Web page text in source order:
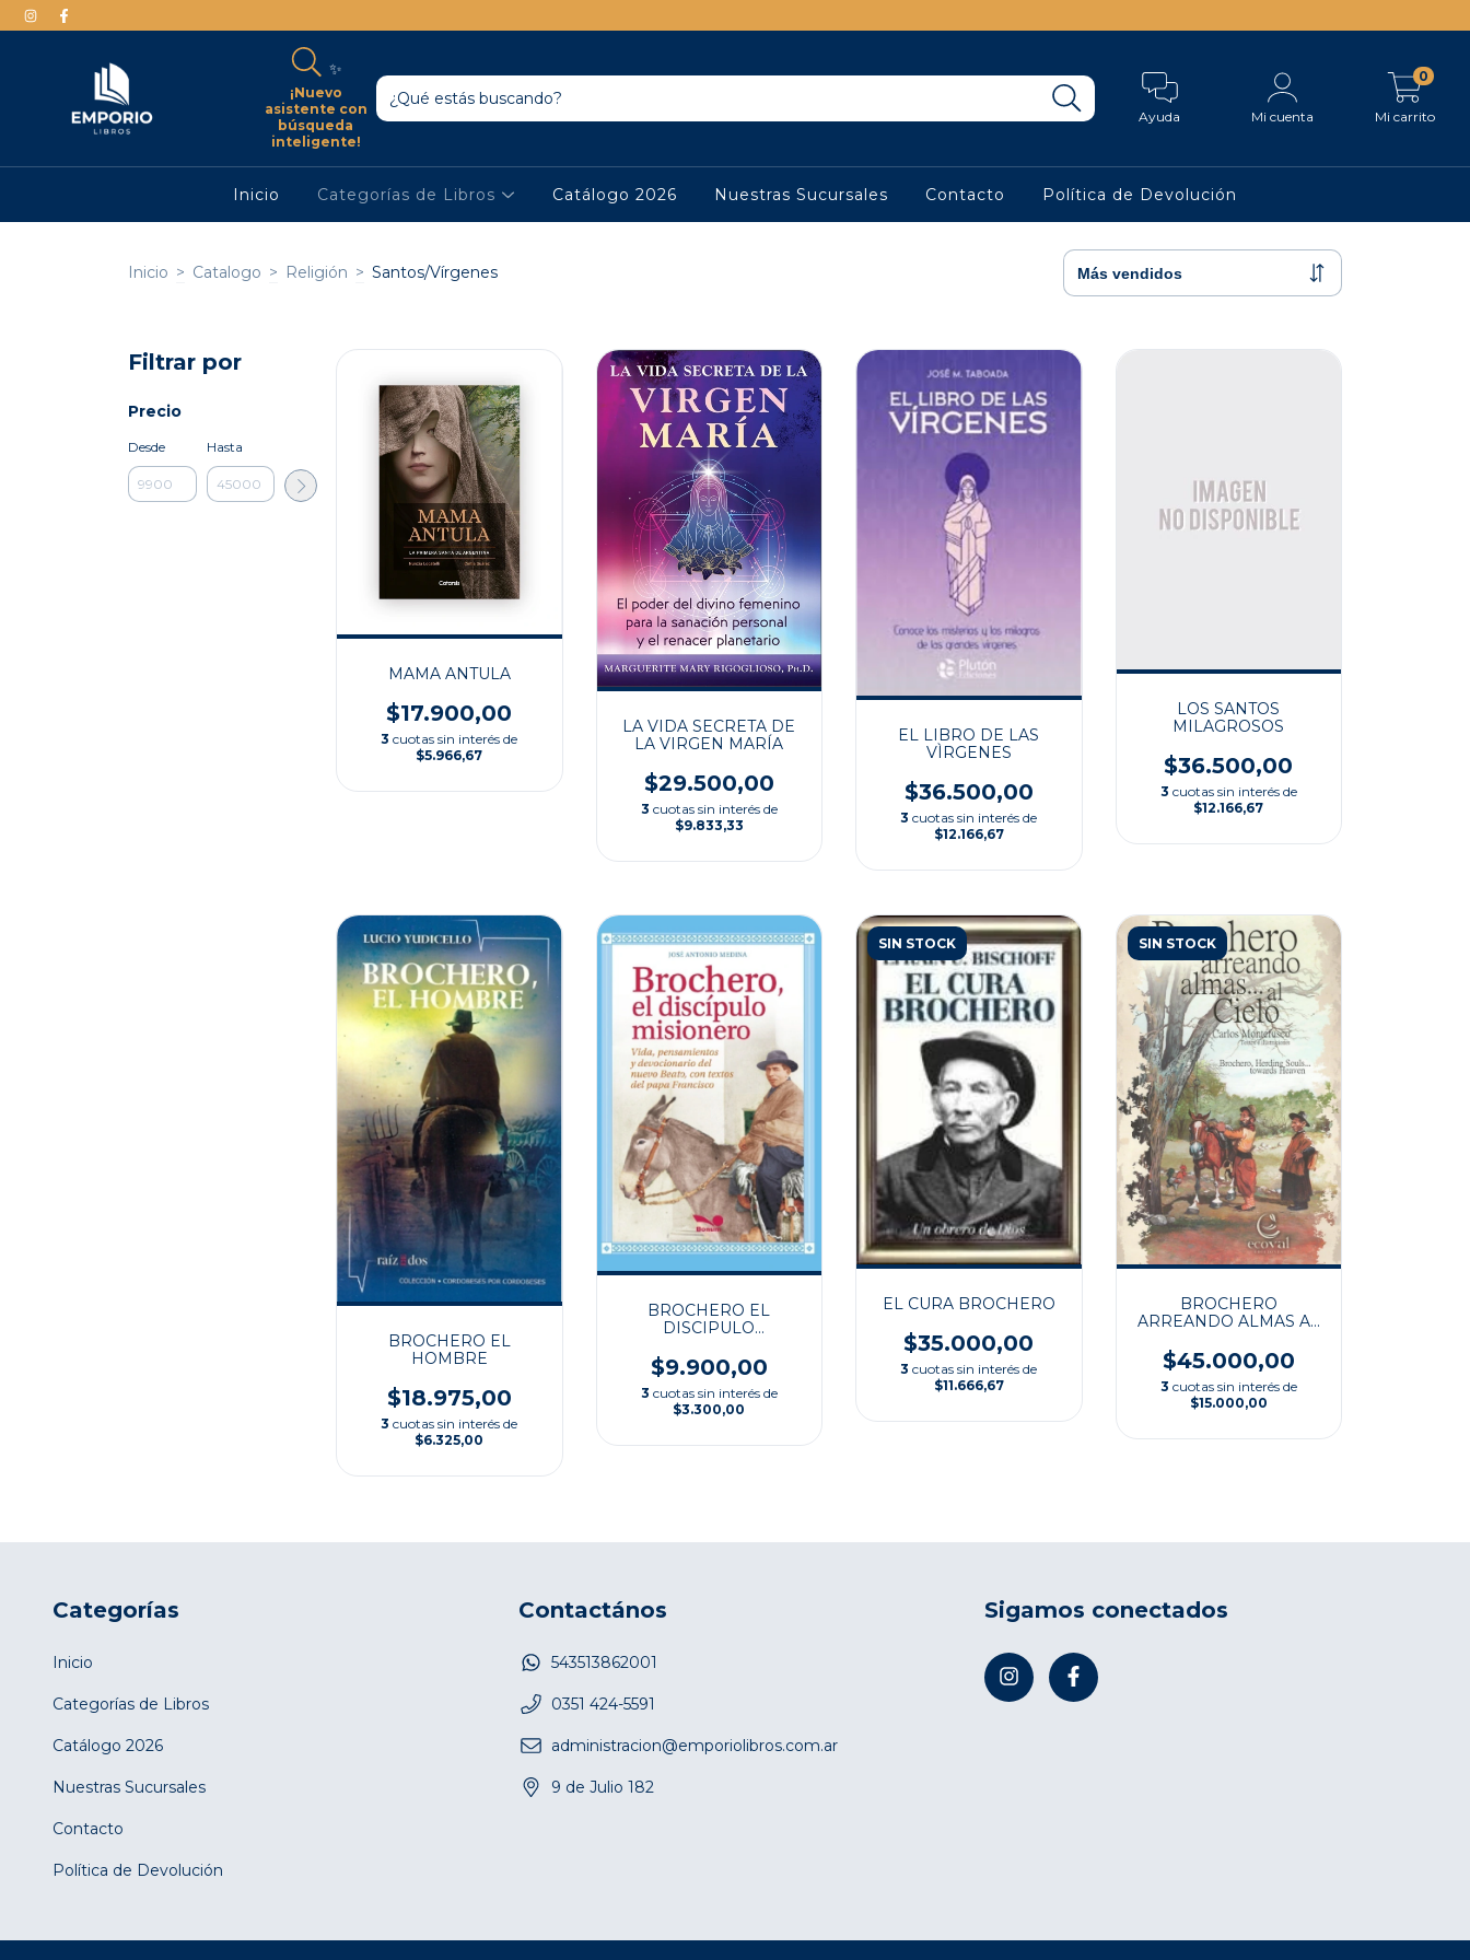
✨
¡Nuevo
asistente con
búsqueda
inteligente!
Ayuda Mi cuenta Mi carrito
0
Inicio Categorías de Libros Catálogo 2026 Nuestras Sucursales Contacto Política de Devolución
Inicio > Catalogo > Religión > Santos/Vírgenes
Filtrar por
Precio
Desde Hasta
MAMA ANTULA
$17.900,00
3 cuotas sin interés de
$5.966,67
LA VIDA SECRETA DE
LA VIRGEN MARÍA
$29.500,00
3 cuotas sin interés de
$9.833,33
EL LIBRO DE LAS
VÌRGENES
$36.500,00
3 cuotas sin interés de
$12.166,67
LOS SANTOS
MILAGROSOS
$36.500,00
3 cuotas sin interés de
$12.166,67
BROCHERO EL
HOMBRE
$18.975,00
3 cuotas sin interés de
$6.325,00
BROCHERO EL
DISCIPULO
$9.900,00
3 cuotas sin interés de
$3.300,00
SIN STOCK
EL CURA BROCHERO
$35.000,00
3 cuotas sin interés de
$11.666,67
SIN STOCK
BROCHERO
ARREANDO ALMAS AL
$45.000,00
3 cuotas sin interés de
$15.000,00
Categorías
Inicio
Categorías de Libros
Catálogo 2026
Nuestras Sucursales
Contacto
Política de Devolución
Contactános
543513862001
0351 424-5591
administracion@emporiolibros.com.ar
9 de Julio 182
Sigamos conectados